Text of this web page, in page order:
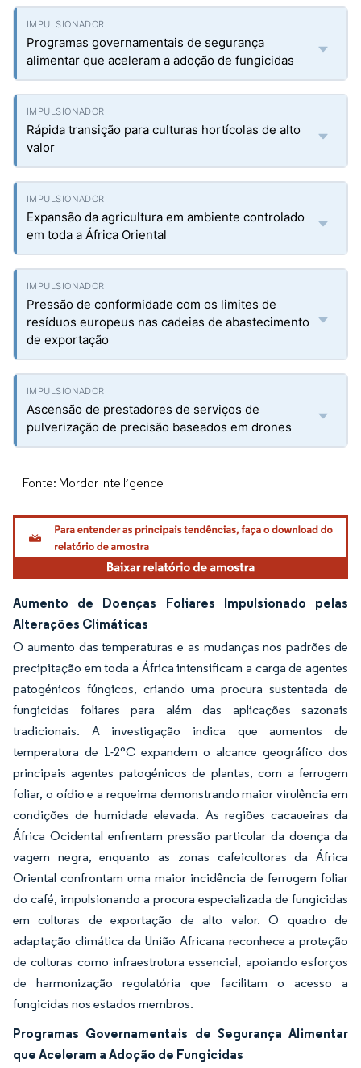
Programas governamentais de segurança
alimentar que aceleram a adoção de fungicidas
Rápida transição para culturas hortícolas de alto
valor
Expansão da agricultura em ambiente controlado
em toda a África Oriental
Pressão de conformidade com os limites de
resíduos europeus nas cadeias de abastecimento
de exportação
Ascensão de prestadores de serviços de
pulverização de precisão baseados em drones
Fonte: Mordor Intelligence
Aumento de Doenças Foliares Impulsionado pelas
Alterações Climáticas
O aumento das temperaturas e as mudanças nos padrões de
precipitação em toda a África intensificam a carga de agentes
patogénicos fúngicos, criando uma procura sustentada de
fungicidas foliares para além das aplicações sazonais
tradicionais. A investigação indica que aumentos de
temperatura de 1-2°C expandem o alcance geográfico dos
principais agentes patogénicos de plantas, com a ferrugem
foliar, o oídio e a requeima demonstrando maior virulência em
condições de humidade elevada. As regiões cacaueiras da
África Ocidental enfrentam pressão particular da doença da
vagem negra, enquanto as zonas cafeicultoras da África
Oriental confrontam uma maior incidência de ferrugem foliar
do café, impulsionando a procura especializada de fungicidas
em culturas de exportação de alto valor. O quadro de
adaptação climática da União Africana reconhece a proteção
de culturas como infraestrutura essencial, apoiando esforços
de harmonização regulatória que facilitam o acesso a
fungicidas nos estados membros.
Programas Governamentais de Segurança Alimentar
que Aceleram a Adoção de Fungicidas